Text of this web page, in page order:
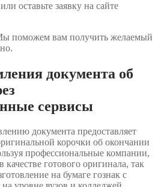
оставьте заявку на сайте
поможем вам получить желаемый
документа об
сервисы
документа предоставляет
корочки об окончании
профессиональные компании,
готового оригинала, так
на бумаге гознак с